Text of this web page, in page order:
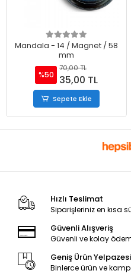
Mandala - 14 / Magnet / 58
mm
%50
70,00 TL
35,00 TL
Sepete Ekle
Hızlı Teslimat
Siparişleriniz en kısa
Güvenli Alışveriş
Güvenli ve kolay
Geniş Ürün Yelpazesi
Binlerce ürün ve